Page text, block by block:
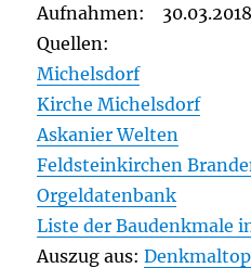
Aufnahmen: 30.03.2018
Quellen:
Michelsdorf
Kirche Michelsdorf
Askanier Welten
Feldsteinkirchen
Orgeldatenbank
Liste der Baudenkmale
Auszug aus: